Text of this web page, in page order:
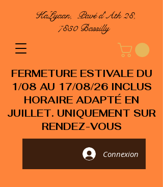
KaLyaan, Pavé d'Ath 28,
7830 Bassilly
Connexion
FERMETURE ESTIVALE DU
1/08 AU 17/08/26 INCLUS
HORAIRE ADAPTÉ EN
JUILLET. UNIQUEMENT SUR
RENDEZ-VOUS